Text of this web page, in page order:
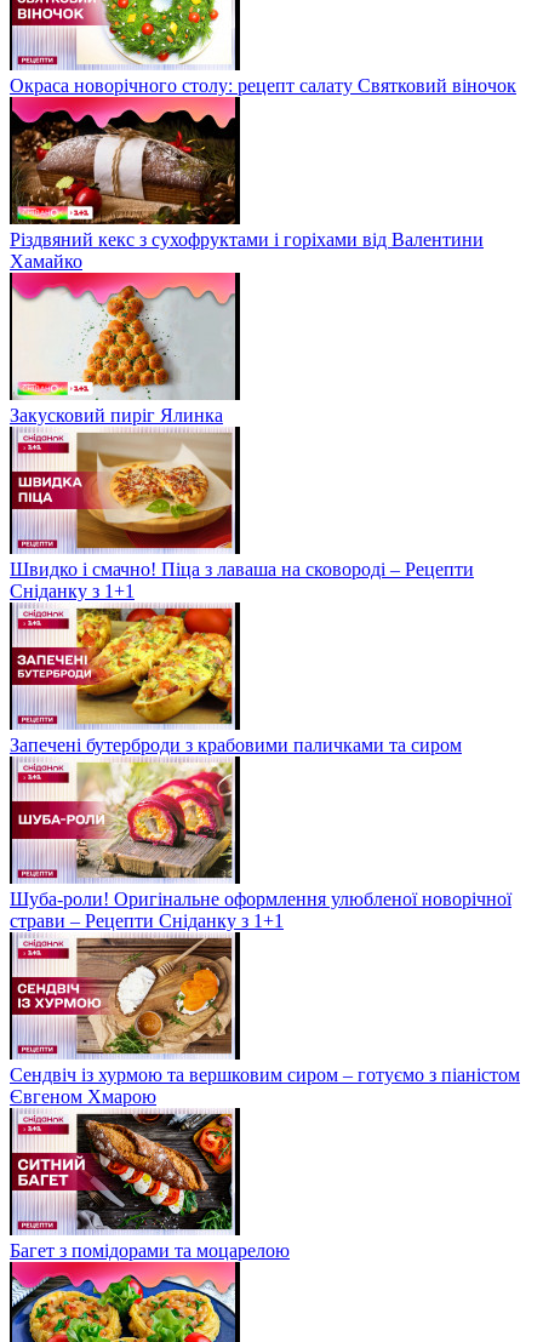
Окраса новорічного столу: рецепт салату Святковий віночок
Різдвяний кекс з сухофруктами і горіхами від Валентини
Хамайко
Закусковий пиріг Ялинка
Швидко і смачно! Піца з лаваша на сковороді – Рецепти
Сніданку з 1+1
Запечені бутерброди з крабовими паличками та сиром
Шуба-роли! Оригінальне оформлення улюбленої новорічної
страви – Рецепти Сніданку з 1+1
Сендвіч із хурмою та вершковим сиром – готуємо з піаністом
Євгеном Хмарою
Багет з помідорами та моцарелою